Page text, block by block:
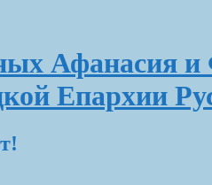
Афанасия и
Епархии